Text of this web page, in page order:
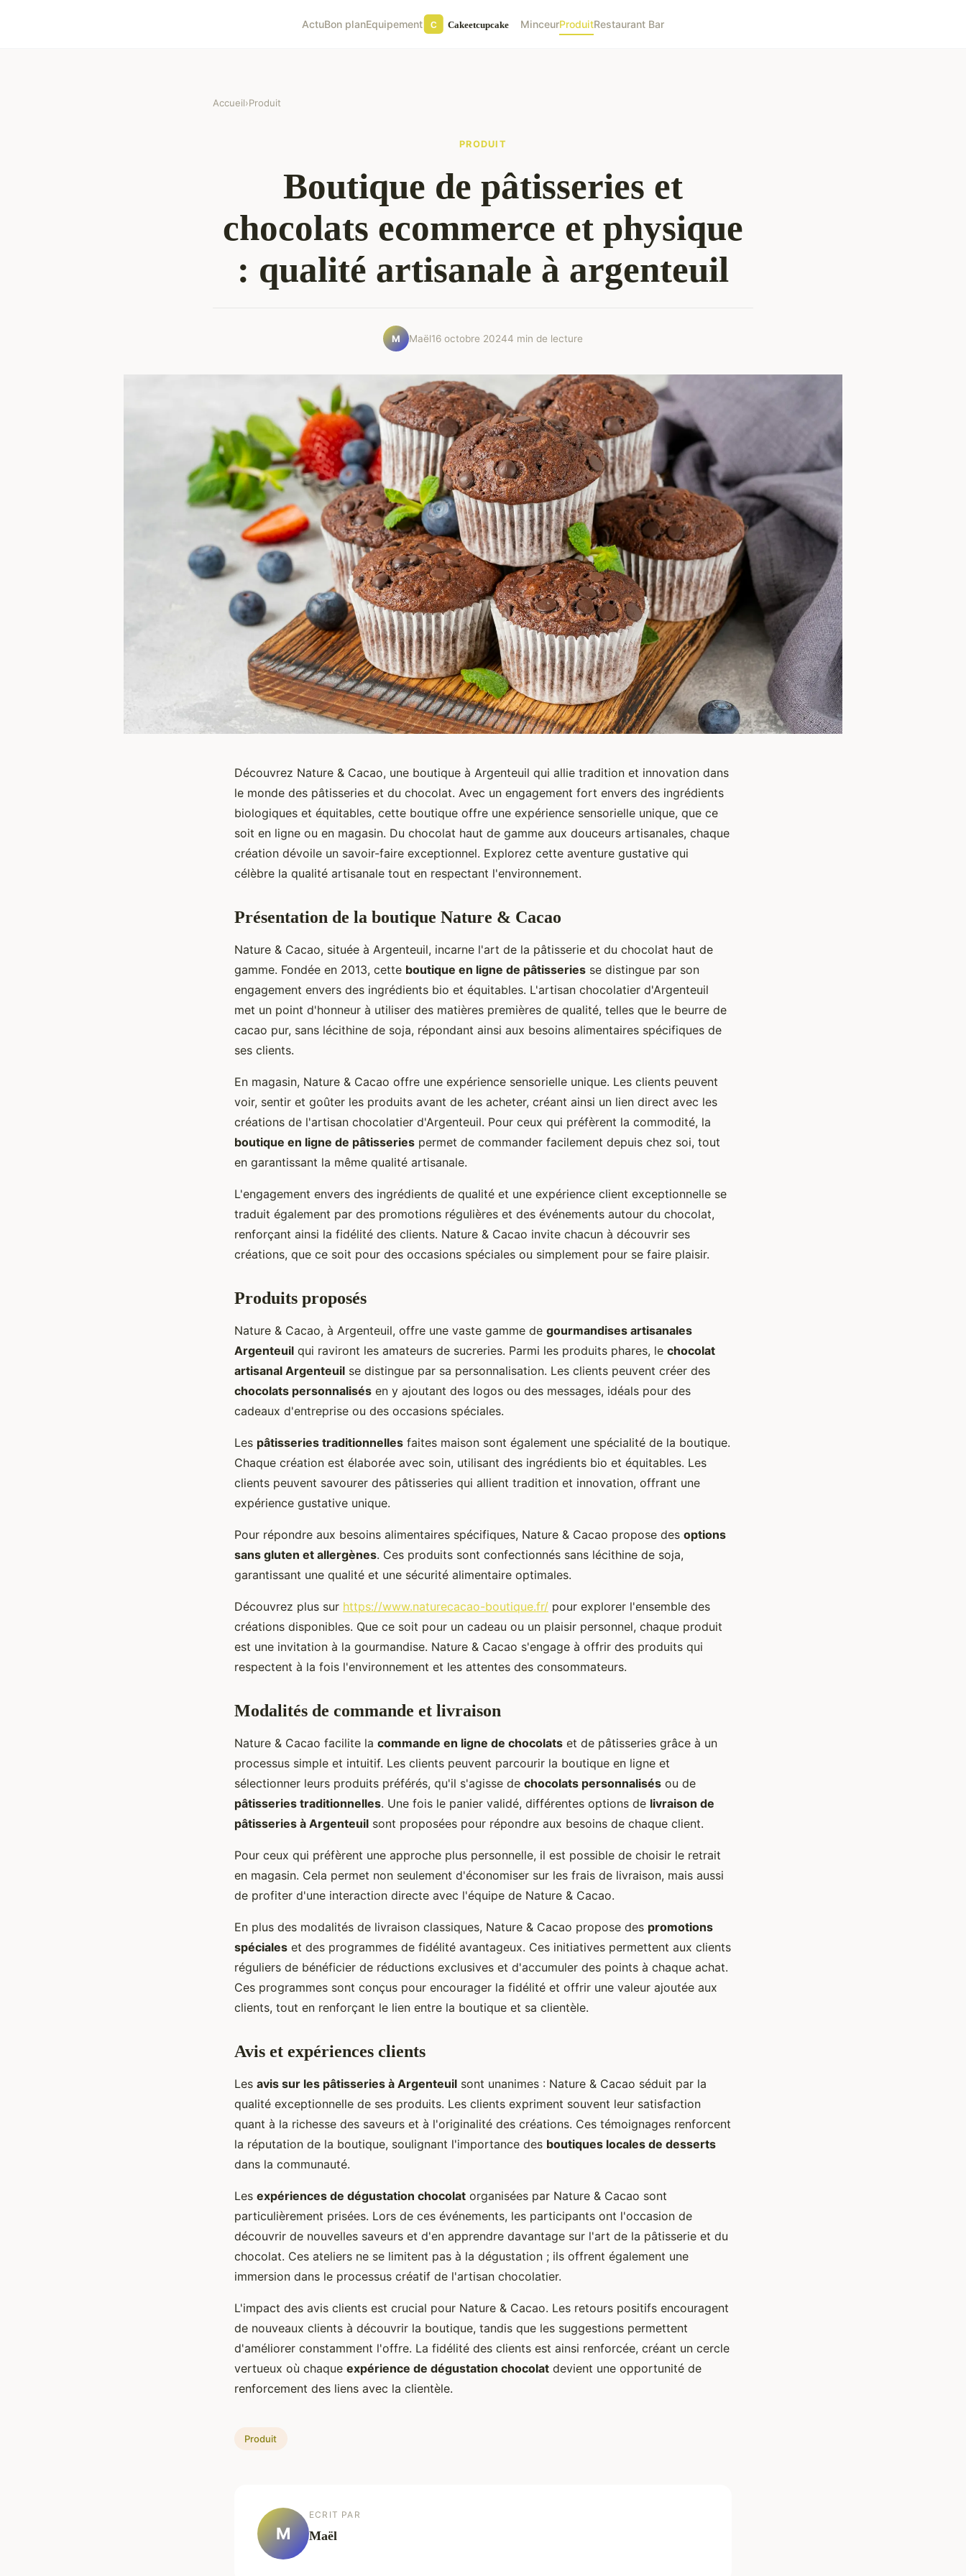
ActuBon planEquipement MinceurProduitRestaurant Bar
Accueil›Produit
PRODUIT
Boutique de pâtisseries et
chocolats ecommerce et physique
: qualité artisanale à argenteuil
M Maël16 octobre 20244 min de lecture
Découvrez Nature & Cacao, une boutique à Argenteuil qui allie tradition et innovation dans
le monde des pâtisseries et du chocolat. Avec un engagement fort envers des ingrédients
biologiques et équitables, cette boutique offre une expérience sensorielle unique, que ce
soit en ligne ou en magasin. Du chocolat haut de gamme aux douceurs artisanales, chaque
création dévoile un savoir-faire exceptionnel. Explorez cette aventure gustative qui
célèbre la qualité artisanale tout en respectant l'environnement.
Présentation de la boutique Nature & Cacao
Nature & Cacao, située à Argenteuil, incarne l'art de la pâtisserie et du chocolat haut de
gamme. Fondée en 2013, cette boutique en ligne de pâtisseries se distingue par son
engagement envers des ingrédients bio et équitables. L'artisan chocolatier d'Argenteuil
met un point d'honneur à utiliser des matières premières de qualité, telles que le beurre de
cacao pur, sans lécithine de soja, répondant ainsi aux besoins alimentaires spécifiques de
ses clients.
En magasin, Nature & Cacao offre une expérience sensorielle unique. Les clients peuvent
voir, sentir et goûter les produits avant de les acheter, créant ainsi un lien direct avec les
créations de l'artisan chocolatier d'Argenteuil. Pour ceux qui préfèrent la commodité, la
boutique en ligne de pâtisseries permet de commander facilement depuis chez soi, tout
en garantissant la même qualité artisanale.
L'engagement envers des ingrédients de qualité et une expérience client exceptionnelle se
traduit également par des promotions régulières et des événements autour du chocolat,
renforçant ainsi la fidélité des clients. Nature & Cacao invite chacun à découvrir ses
créations, que ce soit pour des occasions spéciales ou simplement pour se faire plaisir.
Produits proposés
Nature & Cacao, à Argenteuil, offre une vaste gamme de gourmandises artisanales
Argenteuil qui raviront les amateurs de sucreries. Parmi les produits phares, le chocolat
artisanal Argenteuil se distingue par sa personnalisation. Les clients peuvent créer des
chocolats personnalisés en y ajoutant des logos ou des messages, idéals pour des
cadeaux d'entreprise ou des occasions spéciales.
Les pâtisseries traditionnelles faites maison sont également une spécialité de la boutique.
Chaque création est élaborée avec soin, utilisant des ingrédients bio et équitables. Les
clients peuvent savourer des pâtisseries qui allient tradition et innovation, offrant une
expérience gustative unique.
Pour répondre aux besoins alimentaires spécifiques, Nature & Cacao propose des options
sans gluten et allergènes. Ces produits sont confectionnés sans lécithine de soja,
garantissant une qualité et une sécurité alimentaire optimales.
Découvrez plus sur https://www.naturecacao-boutique.fr/ pour explorer l'ensemble des
créations disponibles. Que ce soit pour un cadeau ou un plaisir personnel, chaque produit
est une invitation à la gourmandise. Nature & Cacao s'engage à offrir des produits qui
respectent à la fois l'environnement et les attentes des consommateurs.
Modalités de commande et livraison
Nature & Cacao facilite la commande en ligne de chocolats et de pâtisseries grâce à un
processus simple et intuitif. Les clients peuvent parcourir la boutique en ligne et
sélectionner leurs produits préférés, qu'il s'agisse de chocolats personnalisés ou de
pâtisseries traditionnelles. Une fois le panier validé, différentes options de livraison de
pâtisseries à Argenteuil sont proposées pour répondre aux besoins de chaque client.
Pour ceux qui préfèrent une approche plus personnelle, il est possible de choisir le retrait
en magasin. Cela permet non seulement d'économiser sur les frais de livraison, mais aussi
de profiter d'une interaction directe avec l'équipe de Nature & Cacao.
En plus des modalités de livraison classiques, Nature & Cacao propose des promotions
spéciales et des programmes de fidélité avantageux. Ces initiatives permettent aux clients
réguliers de bénéficier de réductions exclusives et d'accumuler des points à chaque achat.
Ces programmes sont conçus pour encourager la fidélité et offrir une valeur ajoutée aux
clients, tout en renforçant le lien entre la boutique et sa clientèle.
Avis et expériences clients
Les avis sur les pâtisseries à Argenteuil sont unanimes : Nature & Cacao séduit par la
qualité exceptionnelle de ses produits. Les clients expriment souvent leur satisfaction
quant à la richesse des saveurs et à l'originalité des créations. Ces témoignages renforcent
la réputation de la boutique, soulignant l'importance des boutiques locales de desserts
dans la communauté.
Les expériences de dégustation chocolat organisées par Nature & Cacao sont
particulièrement prisées. Lors de ces événements, les participants ont l'occasion de
découvrir de nouvelles saveurs et d'en apprendre davantage sur l'art de la pâtisserie et du
chocolat. Ces ateliers ne se limitent pas à la dégustation ; ils offrent également une
immersion dans le processus créatif de l'artisan chocolatier.
L'impact des avis clients est crucial pour Nature & Cacao. Les retours positifs encouragent
de nouveaux clients à découvrir la boutique, tandis que les suggestions permettent
d'améliorer constamment l'offre. La fidélité des clients est ainsi renforcée, créant un cercle
vertueux où chaque expérience de dégustation chocolat devient une opportunité de
renforcement des liens avec la clientèle.
Produit
M
ECRIT PAR
Maël